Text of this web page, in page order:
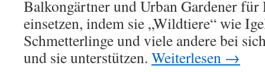
Balkongärtner und Urban Gardener für
einsetzen, indem sie „Wildtiere“ wie
Schmetterlinge und viele andere bei
und sie unterstützen. Weiterlesen →